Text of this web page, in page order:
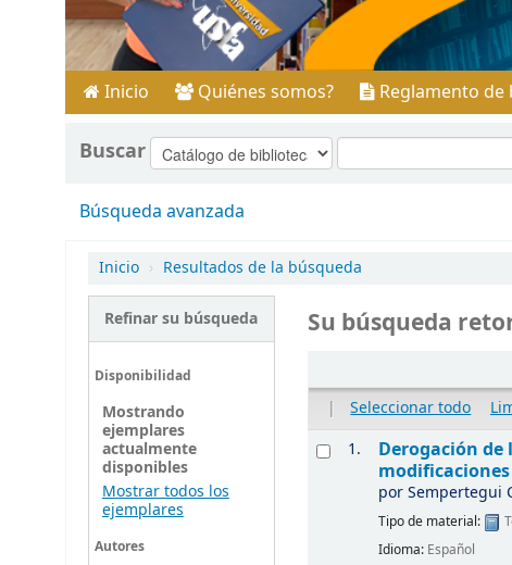
Inicio Quiénes somos? Reglamento de
Buscar
Búsqueda avanzada
Inicio › Resultados de la búsqueda
Refinar su búsqueda
Disponibilidad
Mostrando
ejemplares
actualmente
disponibles
Mostrar todos los
ejemplares
Autores
Su búsqueda
| Seleccionar todo
1.
Derogación de
porSempertegui
Tipo de material:
Idioma: Español